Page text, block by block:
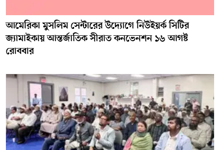
আমেরিকা মুসলিম সেন্টারের উদ্যোগে নিউইয়র্ক সিটির
জ্যামাইকায় আন্তর্জাতিক সীরাত কনভেনশন ১৬ আগষ্ট
রোববার